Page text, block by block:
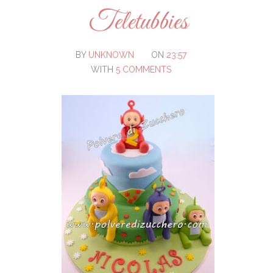
Teletubbies
BY UNKNOWN ON 23:57
WITH 5 COMMENTS